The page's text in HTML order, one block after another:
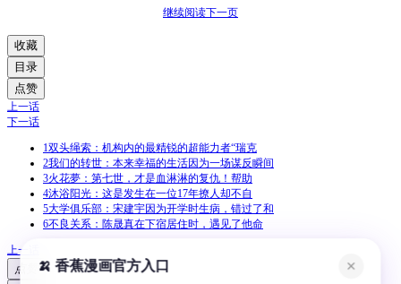
继续阅读下一页
收藏
目录
点赞
上一话
下一话
1双头绳索：机构内的最精锐的超能力者“瑞克
2我们的转世：本来幸福的生活因为一场谋反瞬间
3火花夢：第七世，才是血淋淋的复仇！帮助
4沐浴阳光：这是发生在一位17年撩人却不自
5大学俱乐部：宋建宇因为开学时生病，错过了和
6不良关系：陈晟真在下宿居住时，遇见了他命
上一话
点赞
🍌 香蕉漫画官方入口 ✕